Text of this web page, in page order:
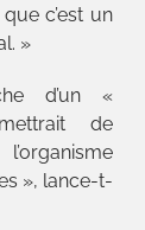
c’est un
»
d’un «
de
», lance-t-